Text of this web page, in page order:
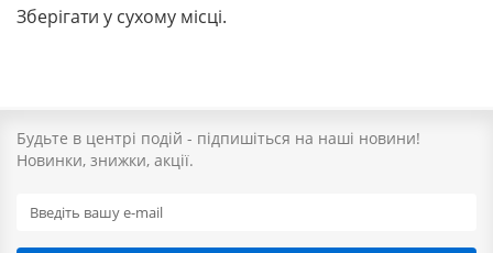
Зберігати у сухому місці.
Будьте в центрі подій - підпишіться на наші новини!
Новинки, знижки, акції.